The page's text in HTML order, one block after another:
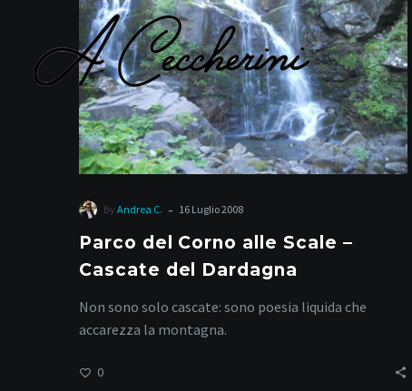
alle
Scale
–
Cascate
del
Dardagna
By Andrea C. - 16 Luglio 2008
Parco del Corno alle Scale –
Cascate del Dardagna
Non sono solo cascate: sono poesia liquida che
accarezza la montagna.
0